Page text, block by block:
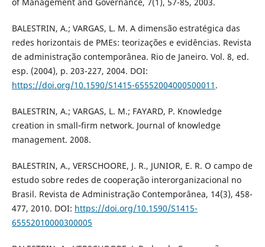
BALESTRIN, A.; VARGAS, L. M. A dimensão estratégica das
redes horizontais de PMEs: teorizações e evidências. Revista
de administração contemporânea. Rio de Janeiro. Vol. 8, ed.
esp. (2004), p. 203-227, 2004. DOI:
https://doi.org/10.1590/S1415-65552004000500011 .
BALESTRIN, A.; VARGAS, L. M.; FAYARD, P. Knowledge
creation in small‐firm network. Journal of knowledge
management. 2008.
BALESTRIN, A., VERSCHOORE, J. R., JUNIOR, E. R. O campo de
estudo sobre redes de cooperação interorganizacional no
Brasil. Revista de Administração Contemporânea, 14(3), 458-
477, 2010. DOI: https://doi.org/10.1590/S1415-
65552010000300005